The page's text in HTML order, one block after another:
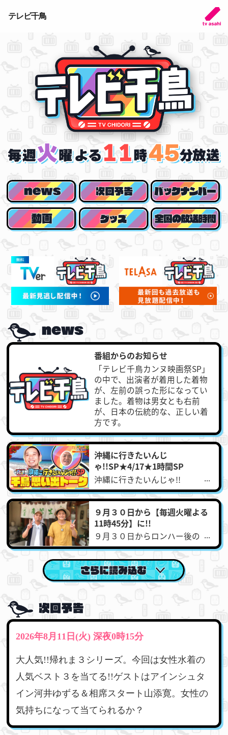
テレビ千鳥
番組からのお知らせ
「テレビ千鳥カンヌ映画祭SP」
の中で、出演者が着用した着物
が、左前の誤った形になってい
ました。着物は男女とも右前
が、日本の伝統的な、正しい着
方です。
沖縄に行きたいんじ
ゃ!!SP★4/17★1時間SP
沖縄に行きたいんじゃ!!
★4/17（金）よる11時15分から
1時間SP!!TELASAでは千鳥の沖
縄ロケSPトークを先行配信!!こ
ちらから
♪https://www.telasa.jp/videos/
262952TELASA先行配信
https://www.telasa.jp/videos/2
62952
９月３０日から【毎週火曜よる
11時45分】に!!
９月３０日からロンハー後の
【毎週火曜よる11時45分】にお
引越し＆全国ネットに！お引越
し初回は、９月30日（火） よる
11：45～深夜０：15 放送！■ノ
の関東ローカルなので、見てく
れる人がいっぱい増えると思い
ます。岡山とか地方はだいぶ遅
れて放送されるから、Xの告知と
違うものが流れているんです
よ。だからそのへんがピタッと
合うのはうれしいですね。あ
と、やっぱり人間は12時でピタ
ッと寝るので（笑）、全然違う
と思います。しかも「ロンハ
ー」の後！ 僕らは、バラエテ